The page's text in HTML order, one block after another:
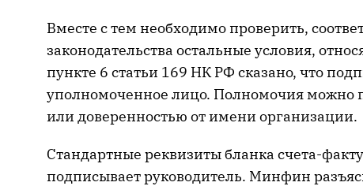
Вместе с тем необходимо проверить,
законодательства остальные условия,
пункте 6 статьи 169 НК РФ сказано, что
уполномоченное лицо. Полномочия можно
или доверенностью от имени организации.
Стандартные реквизиты бланка счета-
подписывает руководитель. Минфин